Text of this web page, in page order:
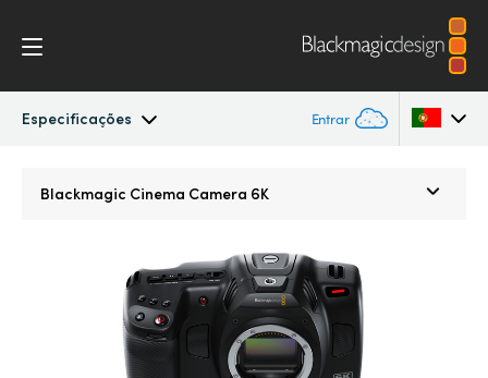
Especificações Entrar
Blackmagic OS
Austria
Canada
Blackmagic Cinema Camera 6K